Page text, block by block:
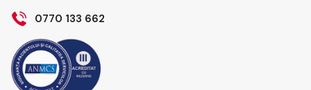
0770 133 662